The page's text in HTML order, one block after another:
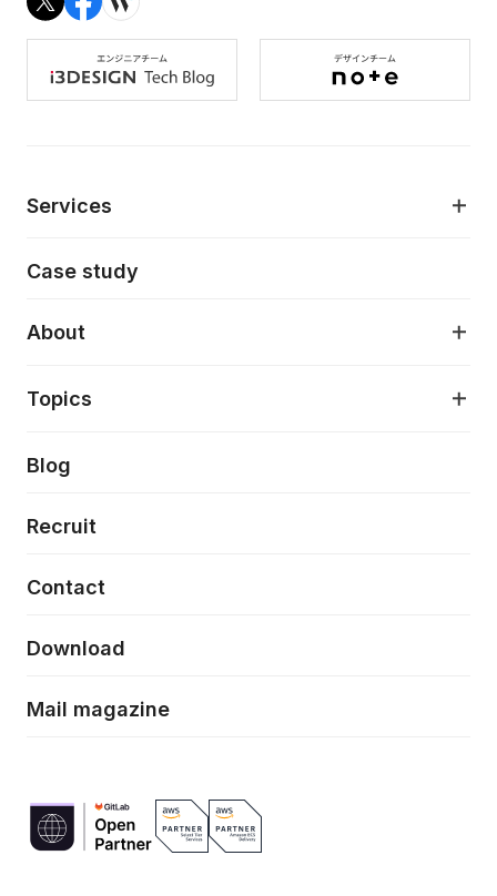
Services
AI駆動開発支援
モダナイゼーション
特徴量エンジニアリングと生成AI
デザインシステム構築支援
フロントエンド開発
Case study
About
About
当社が目指しているもの
Topics
Press release
News
Event/Seminer
Blog
Recruit
Contact
Download
Mail magazine